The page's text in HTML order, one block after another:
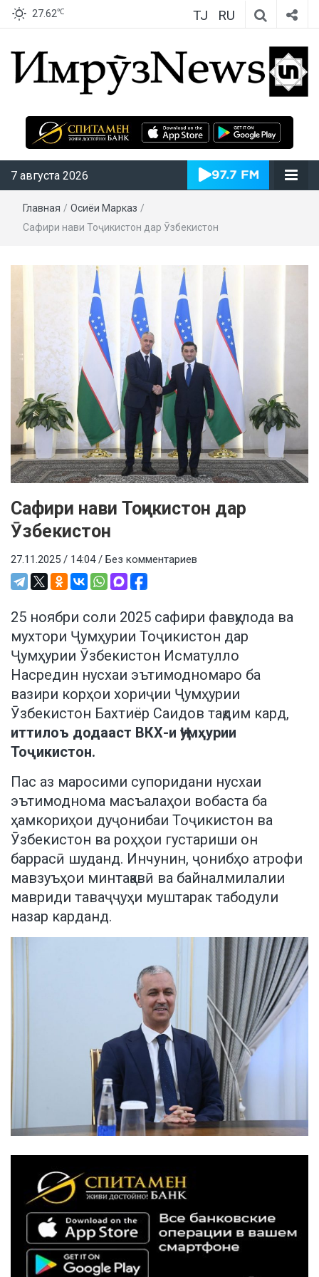
27.62℃ TJ RU
ИмрӯзNews
7 августа 2026
Главная / Осиёи Марказӣ /
Сафири нави Тоҷикистон дар Ӯзбекистон
Сафири нави Тоҷикистон дар
Ӯзбекистон
27.11.2025 / 14:04 / Без комментариев
25 ноябри соли 2025 cафири фавқулода ва
мухтори Ҷумҳурии Тоҷикистон дар
Ҷумҳурии Ӯзбекистон Исматулло
Насредин нусхаи эътимодномаро ба
вазири корҳои хориҷии Ҷумҳурии
Ӯзбекистон Бахтиёр Саидов тақдим кард,
иттилоъ додааст ВКХ-и Ҷумҳурии
Тоҷикистон.
Пас аз маросими супоридани нусхаи
эътимоднома масъалаҳои вобаста ба
ҳамкориҳои дуҷонибаи Тоҷикистон ва
Ӯзбекистон ва роҳҳои густариши он
баррасӣ шуданд. Инчунин, ҷонибҳо атрофи
мавзуъҳои минтақавӣ ва байналмилалии
мавриди таваҷҷуҳи муштарак табодули
назар карданд.